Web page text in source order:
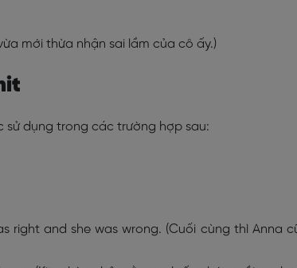
mới thừa nhận sai lầm của cô ấy.)
sử dụng trong các trường hợp sau:
right and she was wrong. (Cuối cùng thì Anna